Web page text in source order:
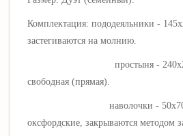
Комплектация: пододеяльники -
застегиваются на молнию.
простыня - 240х250
свободная (прямая).
наволочки - 50х70
оксфордские, закрываются методом